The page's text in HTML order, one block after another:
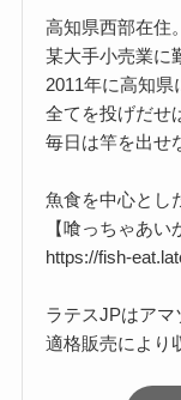
高知県西部在住。
某大手小売業に
2011年に高知県
全てを投げだせ
毎日は竿を出せ
魚食を中心とし
【喰っちゃあい
https://fish-
ラテスJPはアマ
適格販売により